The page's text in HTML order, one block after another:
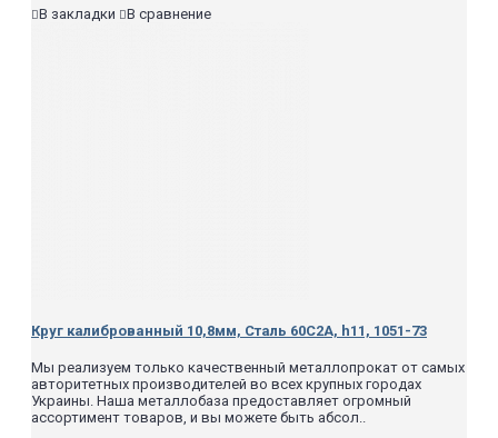
В закладки В сравнение
Круг калиброванный 10,8мм, Сталь 60С2А, h11, 1051-73
Мы реализуем только качественный металлопрокат от самых
авторитетных производителей во всех крупных городах
Украины. Наша металлобаза предоставляет огромный
ассортимент товаров, и вы можете быть абсол..